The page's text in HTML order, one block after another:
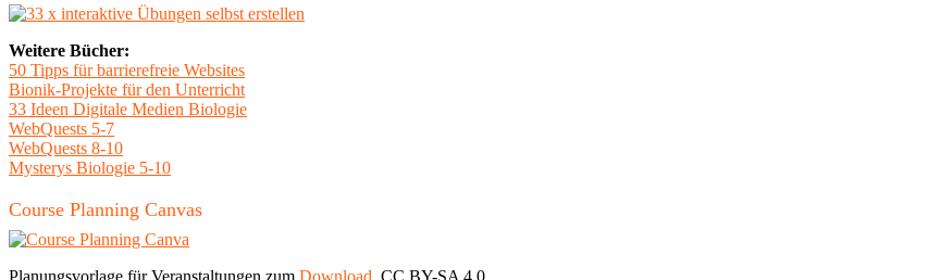
Weitere Bücher:
50 Tipps für barrierefreie Websites
Bionik-Projekte für den Unterricht
33 Ideen Digitale Medien Biologie
WebQuests 5-7
WebQuests 8-10
Mysterys Biologie 5-10
Course Planning Canvas
Planungsvorlage für Veranstaltungen zum Download, CC BY-SA 4.0